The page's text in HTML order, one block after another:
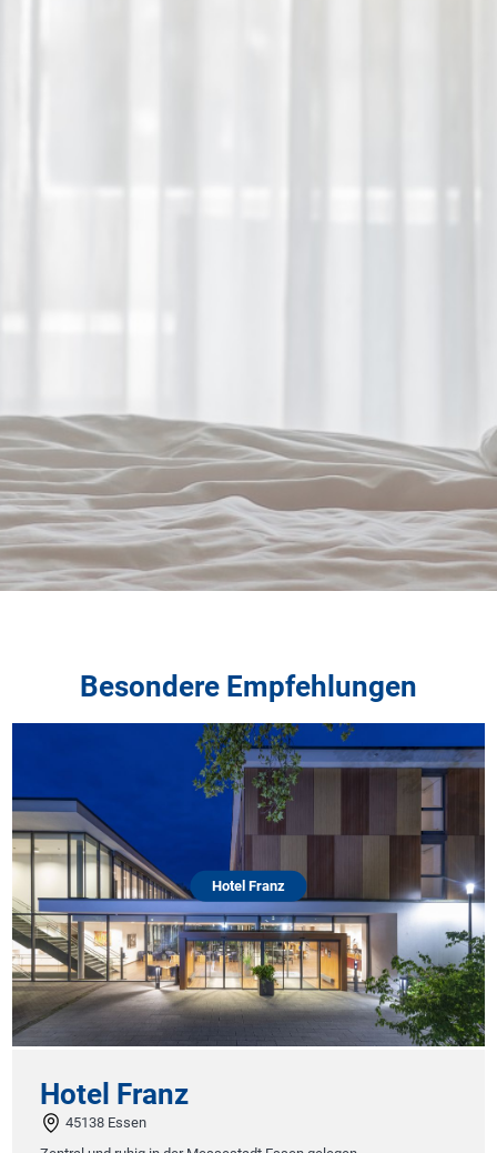
Besondere Empfehlungen
Hotel Franz
Hotel Franz
45138 Essen